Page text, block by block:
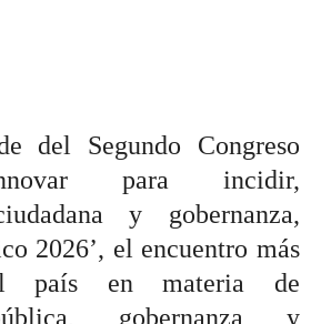
del Segundo Congreso
para incidir,
y gobernanza,
2026’, el encuentro más
país en materia de
gobernanza y